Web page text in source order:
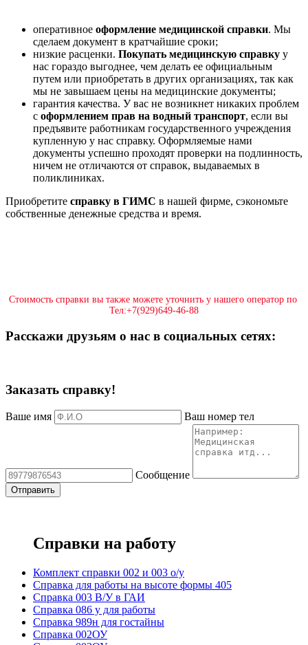
оперативное оформление медицинской справки. Мы
сделаем документ в кратчайшие сроки;
низкие расценки. Покупать медицинскую справку у
нас гораздо выгоднее, чем делать ее официальным
путем или приобретать в других организациях, так как
мы не завышаем цены на медицинские документы;
гарантия качества. У вас не возникнет никаких проблем
с оформлением прав на водный транспорт, если вы
предъявите работникам государственного учреждения
купленную у нас справку. Оформляемые нами
документы успешно проходят проверки на подлинность,
ничем не отличаются от справок, выдаваемых в
поликлиниках.
Приобретите справку в ГИМС в нашей фирме, сэкономьте
собственные денежные средства и время.
Стоимость справки вы также можете уточнить у нашего оператор по
Тел:+7(929)649-46-88
Расскажи друзьям о нас в социальных сетях:
Заказать справку!
Ваше имя Ваш номер тел
Сообщение
Справки на работу
Комплект справки 002 и 003 о/у
Справка для работы на высоте формы 405
Справка 003 В/У в ГАИ
Справка 086 у для работы
Справка 989н для гостайны
Справка 002ОУ